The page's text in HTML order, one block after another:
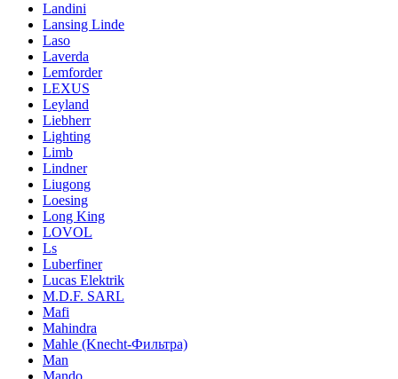
Landini
Lansing Linde
Laso
Laverda
Lemforder
LEXUS
Leyland
Liebherr
Lighting
Limb
Lindner
Liugong
Loesing
Long King
LOVOL
Ls
Luberfiner
Lucas Elektrik
M.D.F. SARL
Mafi
Mahindra
Mahle (Knecht-Фильтра)
Man
Mando